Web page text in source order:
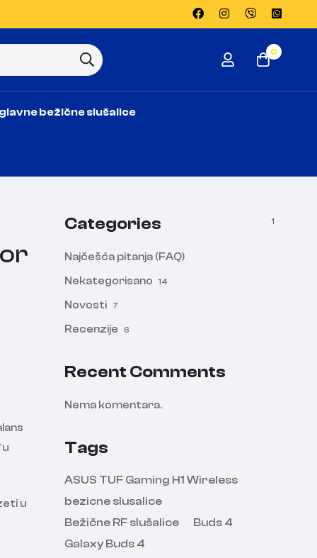
0
bežične slušalice
u
Categories
Najčešća pitanja (FAQ)
1
Nekategorisano 14
Novosti 7
Recenzije 6
Recent Comments
Nema komentara.
Tags
ASUS TUF Gaming H1 Wireless
bezicne slusalice
Bežične RF slušalice
Buds 4
Galaxy Buds 4